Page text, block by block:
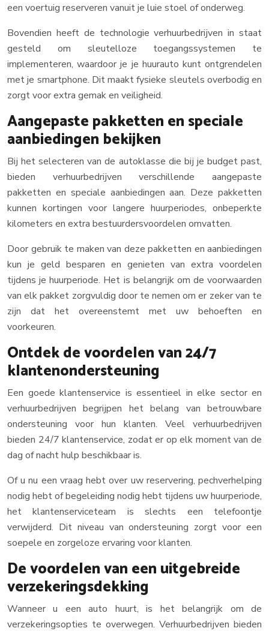
een voertuig reserveren vanuit je luie stoel of onderweg.
Bovendien heeft de technologie verhuurbedrijven in staat
gesteld om sleutelloze toegangssystemen te
implementeren, waardoor je je huurauto kunt ontgrendelen
met je smartphone. Dit maakt fysieke sleutels overbodig en
zorgt voor extra gemak en veiligheid.
Aangepaste pakketten en speciale
aanbiedingen bekijken
Bij het selecteren van de autoklasse die bij je budget past,
bieden verhuurbedrijven verschillende aangepaste
pakketten en speciale aanbiedingen aan. Deze pakketten
kunnen kortingen voor langere huurperiodes, onbeperkte
kilometers en extra bestuurdersvoordelen omvatten.
Door gebruik te maken van deze pakketten en aanbiedingen
kun je geld besparen en genieten van extra voordelen
tijdens je huurperiode. Het is belangrijk om de voorwaarden
van elk pakket zorgvuldig door te nemen om er zeker van te
zijn dat het overeenstemt met uw behoeften en
voorkeuren.
Ontdek de voordelen van 24/7
klantenondersteuning
Een goede klantenservice is essentieel in elke sector en
verhuurbedrijven begrijpen het belang van betrouwbare
ondersteuning voor hun klanten. Veel verhuurbedrijven
bieden 24/7 klantenservice, zodat er op elk moment van de
dag of nacht hulp beschikbaar is.
Of u nu een vraag hebt over uw reservering, pechverhelping
nodig hebt of begeleiding nodig hebt tijdens uw huurperiode,
het klantenserviceteam is slechts een telefoontje
verwijderd. Dit niveau van ondersteuning zorgt voor een
soepele en zorgeloze ervaring voor klanten.
De voordelen van een uitgebreide
verzekeringsdekking
Wanneer u een auto huurt, is het belangrijk om de
verzekeringsopties te overwegen. Verhuurbedrijven bieden